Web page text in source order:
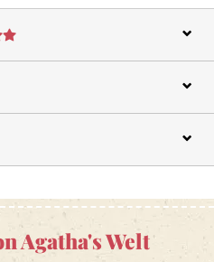
Agatha's Welt